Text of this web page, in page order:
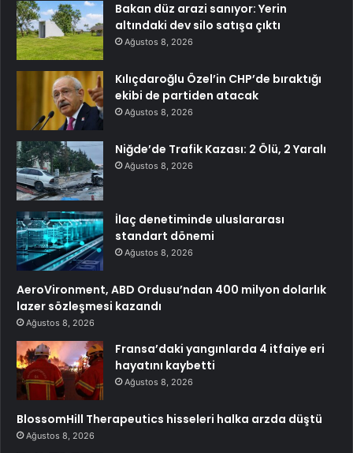
Bakan düz arazi sanıyor: Yerin
altındaki dev silo satışa çıktı
Ağustos 8, 2026
Kılıçdaroğlu Özel’in CHP’de bıraktığı
ekibi de partiden atacak
Ağustos 8, 2026
Niğde’de Trafik Kazası: 2 Ölü, 2 Yaralı
Ağustos 8, 2026
İlaç denetiminde uluslararası
standart dönemi
Ağustos 8, 2026
AeroVironment, ABD Ordusu’ndan 400 milyon dolarlık
lazer sözleşmesi kazandı
Ağustos 8, 2026
Fransa’daki yangınlarda 4 itfaiye eri
hayatını kaybetti
Ağustos 8, 2026
BlossomHill Therapeutics hisseleri halka arzda düştü
Ağustos 8, 2026